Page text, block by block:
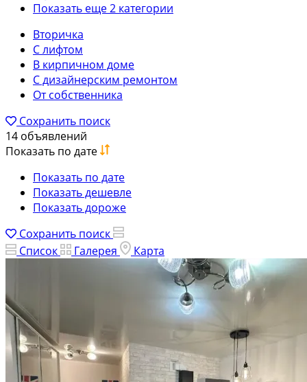
Показать еще 2 категории
Вторичка
С лифтом
В кирпичном доме
С дизайнерским ремонтом
От собственника
Сохранить поиск
14 объявлений
Показать по дате
Показать по дате
Показать дешевле
Показать дороже
Сохранить поиск
Список
Галерея Карта